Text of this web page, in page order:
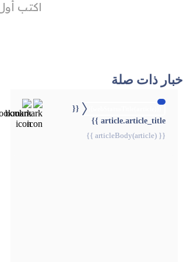
أخبار ذات صلة
{{
article.article_title }}
{{ articleBody(article) }}